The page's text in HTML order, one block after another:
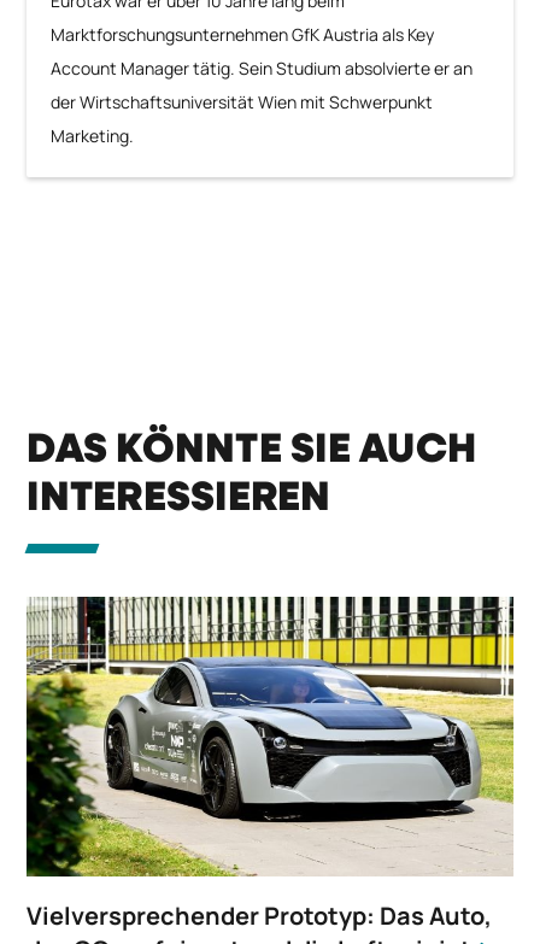
Marktforschungsunternehmen GfK Austria als Key
Account Manager tätig. Sein Studium absolvierte er an
der Wirtschaftsuniversität Wien mit Schwerpunkt
Marketing.
DAS KÖNNTE SIE AUCH
INTERESSIEREN
Vielversprechender Prototyp: Das Auto,